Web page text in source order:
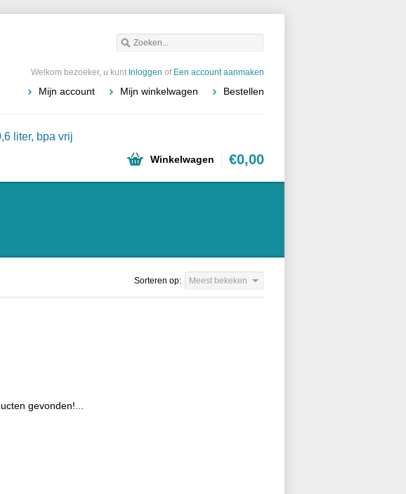
Welkom bezoeker, u kunt Inloggen of Een account aanmaken
Mijn account Mijn winkelwagen Bestellen
liter, bpa vrij
Winkelwagen €0,00
Sorteren op: Meest bekeken
gevonden!...